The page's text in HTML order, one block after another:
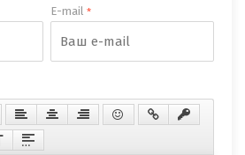
E-mail*